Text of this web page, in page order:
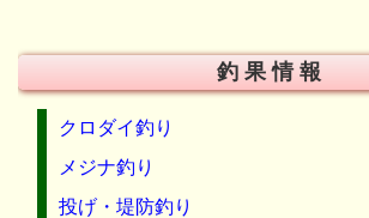
釣 果 情 報
クロダイ釣り
メジナ釣り
投げ・堤防釣り